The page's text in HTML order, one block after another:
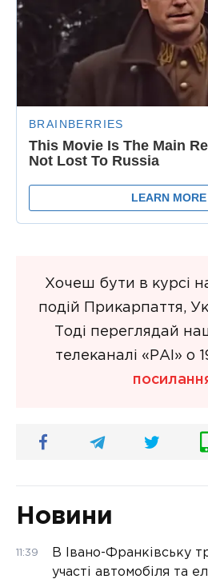
Хочеш бути в курсі
подій Прикарпаття,
Тоді переглядай
телеканалі «РАІ» о
Новини
11:39
В Івано-Франківську
участі автомобіля та